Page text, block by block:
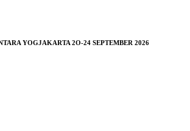
YOGJAKARTA 2O-24 SEPTEMBER 2026